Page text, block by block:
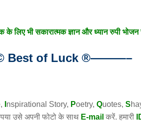
के लिए भी सकारात्मक ज्ञान और ध्यान रुपी
of Luck ®———–
nspirational Story, Poetry, Quotes, S
उसे अपनी फोटो के साथ E-mail करें. हमारी